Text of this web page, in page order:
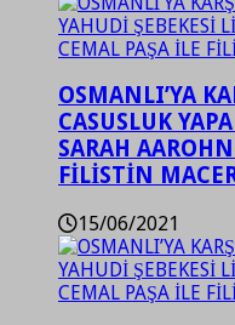
OSMANLI’YA
CASUSLUK
SARAH
FİLİSTİN
15/06/2021